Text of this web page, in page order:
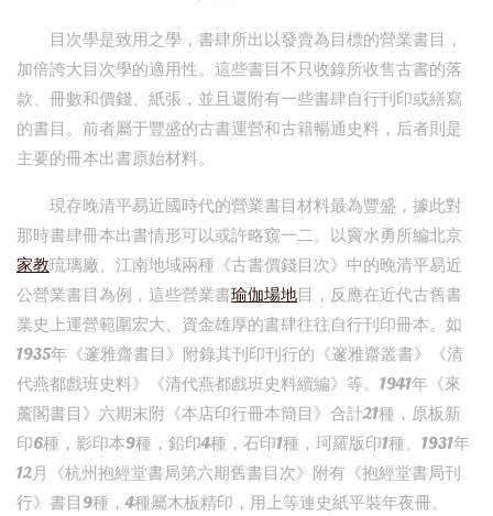
目次學是致用之學，書肆所出以發賣為目標的營業書目，
加倍誇大目次學的適用性。這些書目不只收錄所收售古書的落
款、冊數和價錢、紙張，並且還附有一些書肆自行刊印或繕寫
的書目。前者屬于豐盛的古書運營和古籍暢通史料，后者則是
主要的冊本出書原始材料。
現存晚清平易近國時代的營業書目材料最為豐盛，據此對
那時書肆冊本出書情形可以或許略窺一二。以竇水勇所編北京
家教琉璃廠、江南地域兩種《古書價錢目次》中的晚清平易近
公營業書目為例，這些營業書瑜伽場地目，反應在近代古舊書
業史上運營範圍宏大、資金雄厚的書肆往往自行刊印冊本。如
1935年《邃雅齋書目》附錄其刊印刊行的《邃雅齋叢書》《清
代燕都戲班史料》《清代燕都戲班史料續編》等。1941年《來
薰閣書目》六期末附《本店印行冊本簡目》合計21種，原板新
印6種，影印本9種，鉛印4種，石印1種，珂羅版印1種。1931年
12月《杭州抱經堂書局第六期舊書目次》附有《抱經堂書局刊
行》書目9種，4種屬木板精印，用上等連史紙平裝年夜冊。